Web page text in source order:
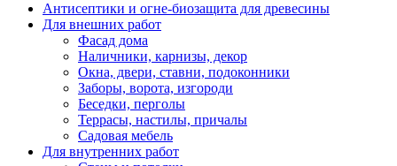
Антисептики и огне-биозащита для древесины
Для внешних работ
Фасад дома
Наличники, карнизы, декор
Окна, двери, ставни, подоконники
Заборы, ворота, изгороди
Беседки, перголы
Террасы, настилы, причалы
Садовая мебель
Для внутренних работ